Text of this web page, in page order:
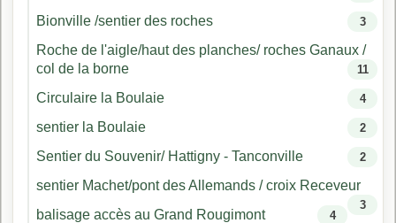
Bionville /sentier des roches 3
Roche de l'aigle/haut des planches/ roches Ganaux /
col de la borne
11
Circulaire la Boulaie 4
sentier la Boulaie 2
Sentier du Souvenir/ Hattigny - Tanconville 2
sentier Machet/pont des Allemands / croix Receveur
3
balisage accès au Grand Rougimont 4